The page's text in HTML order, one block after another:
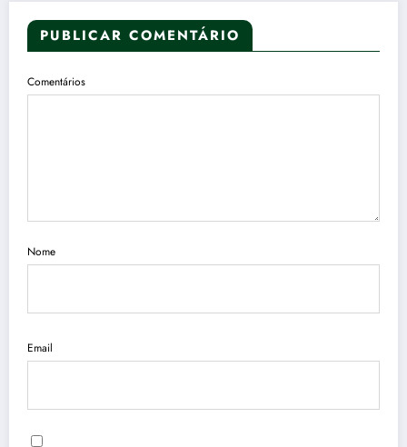
PUBLICAR COMENTÁRIO
Comentários
Nome
Email